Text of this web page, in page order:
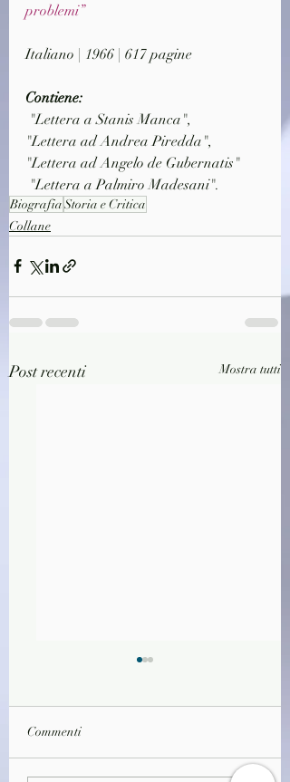
problemi”
Italiano | 1966 | 617 pagine
Contiene:
"Lettera a Stanis Manca",
"Lettera ad Andrea Piredda",
"Lettera ad Angelo de Gubernatis"
"Lettera a Palmiro Madesani".
BiografiaStoria e Critica
Collane
Post recenti Mostra tutti
Commenti